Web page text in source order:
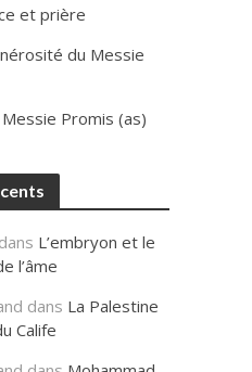
et prière
du Messie
Promis (as)
dans L’embryon et le
l’âme
dans La Palestine
Calife